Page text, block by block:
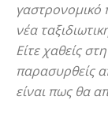
γαστρονομικό
νέα
Είτε χαθείς
παρασυρθείς
είναι πως θα